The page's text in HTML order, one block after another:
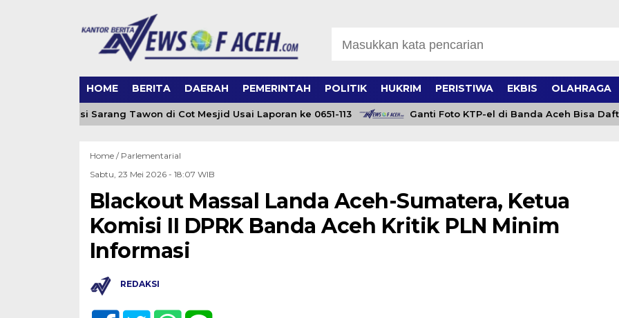
HOME BERITA DAERAH PEMERINTAH POLITIK HUKRIM PERISTIWA EKBIS OLAHRAGA
Evakuasi Sarang Tawon di Cot Mesjid Usai Laporan ke 0651-113 Ganti Foto KTP-el di Banda Aceh Bisa Daftar
Home / Parlementarial
Sabtu, 23 Mei 2026 - 18:07 WIB
Blackout Massal Landa Aceh-Sumatera, Ketua
Komisi II DPRK Banda Aceh Kritik PLN Minim
Informasi
REDAKSI